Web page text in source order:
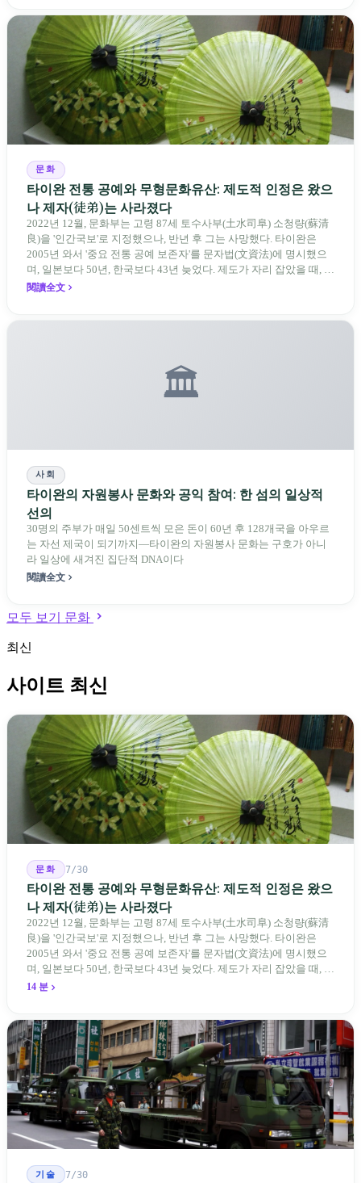
문화
타이완 전통 공예와 무형문화유산: 제도적 인정은 왔으
나 제자(徒弟)는 사라졌다
2022년 12월, 문화부는 고령 87세 토수사부(土水司阜) 소청량(蘇清
良)을 '인간국보'로 지정했으나, 반년 후 그는 사망했다. 타이완은
2005년 와서 '중요 전통 공예 보존자'를 문자법(文資法)에 명시했으
며, 일본보다 50년, 한국보다 43년 늦었다. 제도가 자리 잡았을 때, 제
자 제도는 이미 1970-80년대 산업화 과정에서 붕괴되었다. 600여 명
閱讀全文
🏛️
사회
타이완의 자원봉사 문화와 공익 참여: 한 섬의 일상적
선의
30명의 주부가 매일 50센트씩 모은 돈이 60년 후 128개국을 아우르
는 자선 제국이 되기까지—타이완의 자원봉사 문화는 구호가 아니
라 일상에 새겨진 집단적 DNA이다
閱讀全文
모두 보기 문화
최신
사이트 최신
문화 7/30
타이완 전통 공예와 무형문화유산: 제도적 인정은 왔으
나 제자(徒弟)는 사라졌다
2022년 12월, 문화부는 고령 87세 토수사부(土水司阜) 소청량(蘇清
良)을 '인간국보'로 지정했으나, 반년 후 그는 사망했다. 타이완은
2005년 와서 '중요 전통 공예 보존자'를 문자법(文資法)에 명시했으
며, 일본보다 50년, 한국보다 43년 늦었다. 제도가 자리 잡았을 때, 제
자 제도는 이미 1970-80년대 산업화 과정에서 붕괴되었다. 600여 명
14 분
기술 7/30